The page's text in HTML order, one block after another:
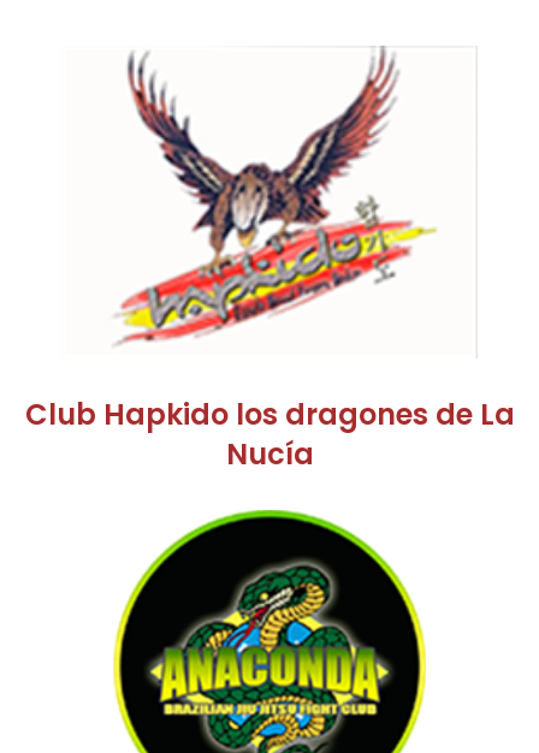
Club Hapkido los dragones de La
Nucía